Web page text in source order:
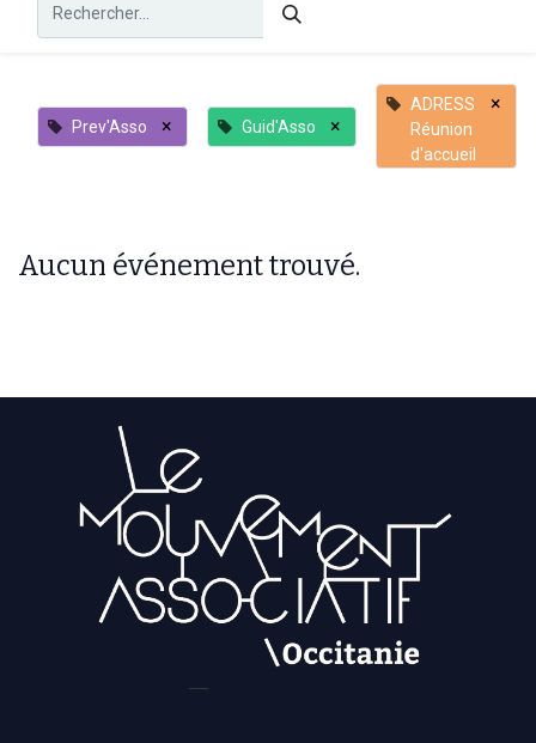
Prev'Asso × Guid'Asso ×
ADRESS
Réunion
d'accueil
×
Aucun événement trouvé.